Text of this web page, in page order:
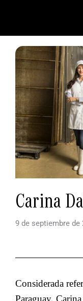
Carina
9 de septiembre de
Considerada
Paraguay,